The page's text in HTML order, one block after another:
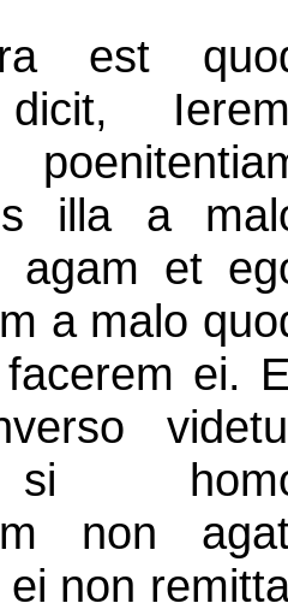
est
illa a
agam et
a malo
ei.
non
non